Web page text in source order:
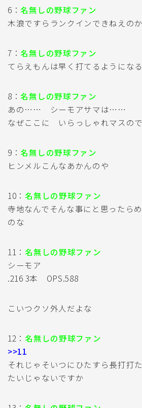
6： 名無しの野球ファン
木浪ですらランクインできねえのか
7： 名無しの野球ファン
てらえもんは早く打てるようにな
8： 名無しの野球ファン
あの…… シーモアサマは……
なぜここに いらっしゃれマスの
9： 名無しの野球ファン
ヒンメルこんなあかんのや
10： 名無しの野球ファン
寺地なんでそんな事にと思ったら
のな
11： 名無しの野球ファン
シーモア
.216 3本 OPS.588
こいつクソ外人だよな
12： 名無しの野球ファン
>>11
それじゃそいつにひたすら長打打
たいじゃないですか